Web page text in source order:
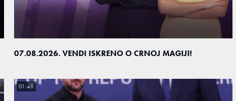
07.08.2026. VENDI ISKRENO O CRNOJ MAGIJI!
01:48